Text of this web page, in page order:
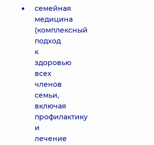
семейная
медицина
(комплексный
подход
к
здоровью
всех
членов
семьи,
включая
профилактику
и
лечение